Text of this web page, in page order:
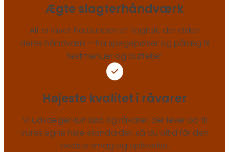
Ægte slagterhåndværk
Alt er lavet fra bunden af fagfolk, der elsker
deres håndværk – fra spegepølser og pålæg til
festmenuer og buffeter.
Højeste kvalitet i råvarer
Vi udvælger kun kød og råvarer, der lever op til
vores egne høje standarder, så du altid får den
bedste smag og oplevelse.